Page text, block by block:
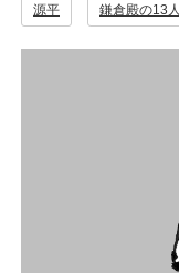
源平 鎌倉殿の13人